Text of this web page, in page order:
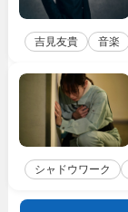
吉見友貴 音楽
シャドウワーク